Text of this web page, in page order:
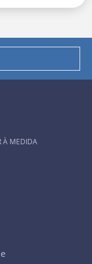
À MEDIDA